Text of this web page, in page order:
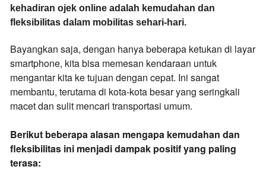
kehadiran ojek online adalah kemudahan dan
fleksibilitas dalam mobilitas sehari-hari.
Bayangkan saja, dengan hanya beberapa ketukan di layar
smartphone, kita bisa memesan kendaraan untuk
mengantar kita ke tujuan dengan cepat. Ini sangat
membantu, terutama di kota-kota besar yang seringkali
macet dan sulit mencari transportasi umum.
Berikut beberapa alasan mengapa kemudahan dan
fleksibilitas ini menjadi dampak positif yang paling
terasa: